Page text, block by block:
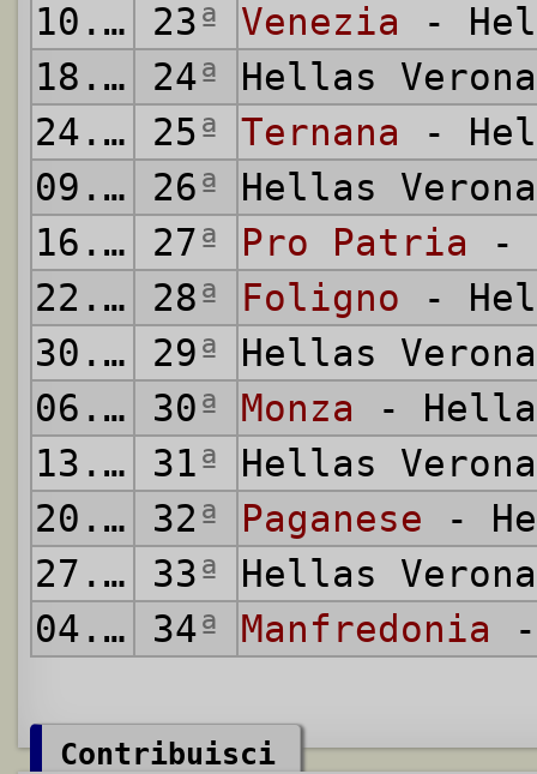
10.02.2008 23ª Venezia -
18.02.2008
24ª
Hellas
24.02.2008
25ª Ternana -
09.03.2008
26ª
Hellas
16.03.2008
27ª Pro Patria -
22.03.2008
28ª Foligno -
30.03.2008
29ª
Hellas
06.04.2008
30ª Monza -
13.04.2008
31ª
Hellas
20.04.2008
32ª Paganese -
27.04.2008
33ª
Hellas
04.05.2008
34ª Manfredonia
Contribuisci